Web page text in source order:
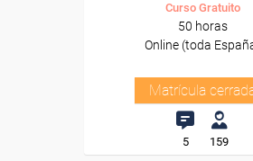
Curso Gratuito
50 horas
Online (toda
Matrícula
5 159